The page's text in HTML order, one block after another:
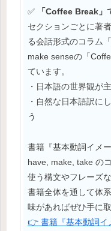
✅
「Coffee Break」
セクションごとに著
る会話形式のコラム
make senseの「
ています。
・日本語の世界観が
・自然な日本語訳に
う
書籍『基本動詞イメ
have, make, take の
使う構文やフレーズ
書籍全体を通して体
味があればぜひ手に
👉 書籍『基本動詞イ